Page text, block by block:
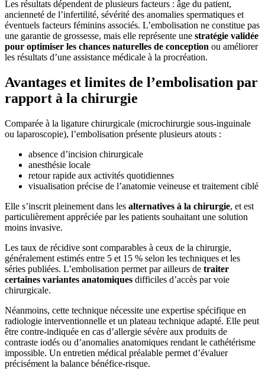
Les résultats dépendent de plusieurs facteurs : âge du patient,
ancienneté de l’infertilité, sévérité des anomalies spermatiques et
éventuels facteurs féminins associés. L’embolisation ne constitue pas
une garantie de grossesse, mais elle représente une stratégie validée
pour optimiser les chances naturelles de conception ou améliorer
les résultats d’une assistance médicale à la procréation.
Avantages et limites de l’embolisation par
rapport à la chirurgie
Comparée à la ligature chirurgicale (microchirurgie sous-inguinale
ou laparoscopie), l’embolisation présente plusieurs atouts :
absence d’incision chirurgicale
anesthésie locale
retour rapide aux activités quotidiennes
visualisation précise de l’anatomie veineuse et traitement ciblé
Elle s’inscrit pleinement dans les alternatives à la chirurgie, et est
particulièrement appréciée par les patients souhaitant une solution
moins invasive.
Les taux de récidive sont comparables à ceux de la chirurgie,
généralement estimés entre 5 et 15 % selon les techniques et les
séries publiées. L’embolisation permet par ailleurs de traiter
certaines variantes anatomiques difficiles d’accès par voie
chirurgicale.
Néanmoins, cette technique nécessite une expertise spécifique en
radiologie interventionnelle et un plateau technique adapté. Elle peut
être contre-indiquée en cas d’allergie sévère aux produits de
contraste iodés ou d’anomalies anatomiques rendant le cathétérisme
impossible. Un entretien médical préalable permet d’évaluer
précisément la balance bénéfice-risque.